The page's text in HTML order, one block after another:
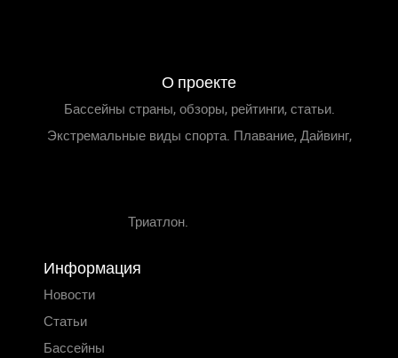
О проекте
Бассейны страны, обзоры, рейтинги, статьи.
Экстремальные виды спорта. Плавание, Дайвинг,
Триатлон.
Информация
Новости
Статьи
Бассейны